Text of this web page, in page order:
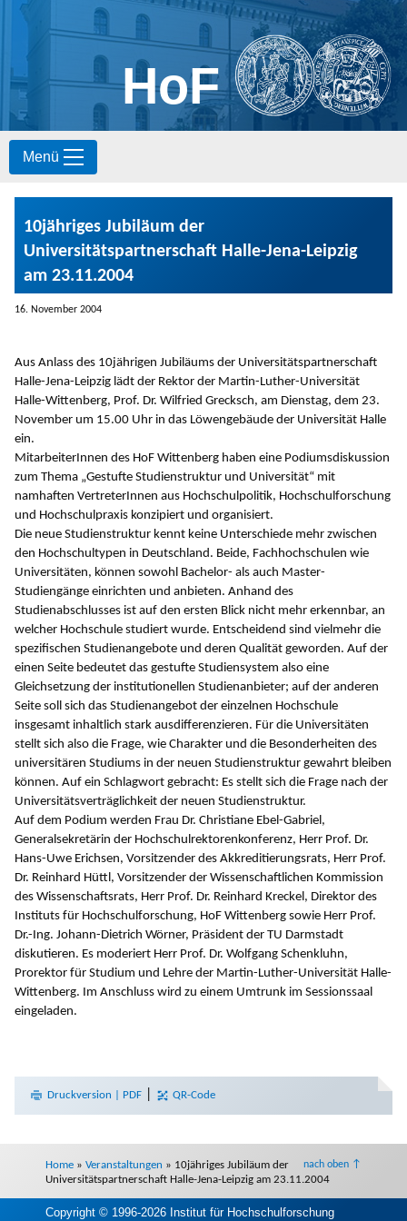
HoF
Menü
10jähriges Jubiläum der
Universitätspartnerschaft Halle-Jena-Leipzig
am 23.11.2004
16. November 2004
Aus Anlass des 10jährigen Jubiläums der Universitätspartnerschaft
Halle-Jena-Leipzig lädt der Rektor der Martin-Luther-Universität
Halle-Wittenberg, Prof. Dr. Wilfried Grecksch, am Dienstag, dem 23.
November um 15.00 Uhr in das Löwengebäude der Universität Halle
ein.
MitarbeiterInnen des HoF Wittenberg haben eine Podiumsdiskussion
zum Thema „Gestufte Studienstruktur und Universität“ mit
namhaften VertreterInnen aus Hochschulpolitik, Hochschulforschung
und Hochschulpraxis konzipiert und organisiert.
Die neue Studienstruktur kennt keine Unterschiede mehr zwischen
den Hochschultypen in Deutschland. Beide, Fachhochschulen wie
Universitäten, können sowohl Bachelor- als auch Master-
Studiengänge einrichten und anbieten. Anhand des
Studienabschlusses ist auf den ersten Blick nicht mehr erkennbar, an
welcher Hochschule studiert wurde. Entscheidend sind vielmehr die
spezifischen Studienangebote und deren Qualität geworden. Auf der
einen Seite bedeutet das gestufte Studiensystem also eine
Gleichsetzung der institutionellen Studienanbieter; auf der anderen
Seite soll sich das Studienangebot der einzelnen Hochschule
insgesamt inhaltlich stark ausdifferenzieren. Für die Universitäten
stellt sich also die Frage, wie Charakter und die Besonderheiten des
universitären Studiums in der neuen Studienstruktur gewahrt bleiben
können. Auf ein Schlagwort gebracht: Es stellt sich die Frage nach der
Universitätsverträglichkeit der neuen Studienstruktur.
Auf dem Podium werden Frau Dr. Christiane Ebel-Gabriel,
Generalsekretärin der Hochschulrektorenkonferenz, Herr Prof. Dr.
Hans-Uwe Erichsen, Vorsitzender des Akkreditierungsrats, Herr Prof.
Dr. Reinhard Hüttl, Vorsitzender der Wissenschaftlichen Kommission
des Wissenschaftsrats, Herr Prof. Dr. Reinhard Kreckel, Direktor des
Instituts für Hochschulforschung, HoF Wittenberg sowie Herr Prof.
Dr.-Ing. Johann-Dietrich Wörner, Präsident der TU Darmstadt
diskutieren. Es moderiert Herr Prof. Dr. Wolfgang Schenkluhn,
Prorektor für Studium und Lehre der Martin-Luther-Universität Halle-
Wittenberg. Im Anschluss wird zu einem Umtrunk im Sessionssaal
eingeladen.
Druckversion | PDF QR-Code
nach oben ↑
Home » Veranstaltungen » 10jähriges Jubiläum der
Universitätspartnerschaft Halle-Jena-Leipzig am 23.11.2004
Copyright © 1996-2026 Institut für Hochschulforschung